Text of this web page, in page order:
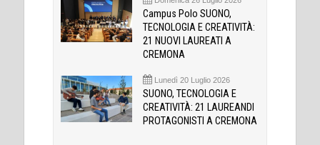
Campus Polo SUONO,
TECNOLOGIA E CREATIVITÀ:
21 NUOVI LAUREATI A
CREMONA
Lunedì 20 Luglio 2026
SUONO, TECNOLOGIA E
CREATIVITÀ: 21 LAUREANDI
PROTAGONISTI A CREMONA